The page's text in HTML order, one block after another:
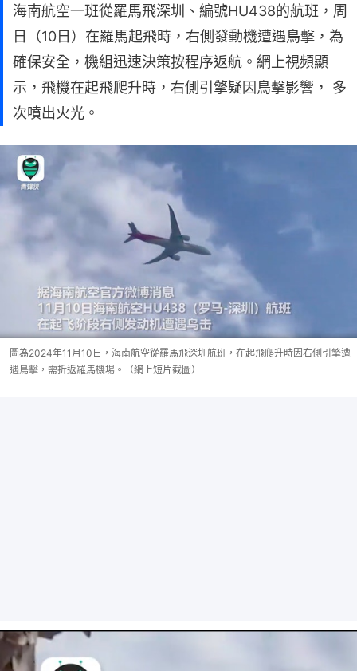
海南航空一班從羅馬飛深圳、編號HU438的航班，周
日（10日）在羅馬起飛時，右側發動機遭遇鳥擊，為
確保安全，機組迅速決策按程序返航。網上視頻顯
示，飛機在起飛爬升時，右側引擎疑因鳥擊影響， 多
次噴出火光。
圖為2024年11月10日，海南航空從羅馬飛深圳航班，在起飛爬升時因右側引擎遭
遇鳥擊，需折返羅馬機場。（網上短片截圖）